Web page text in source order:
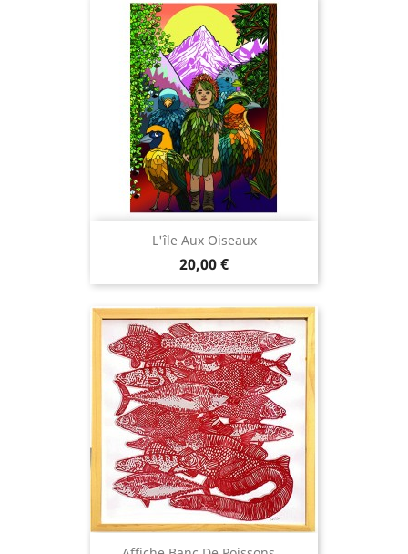
L'île Aux Oiseaux
Prix
20,00 €